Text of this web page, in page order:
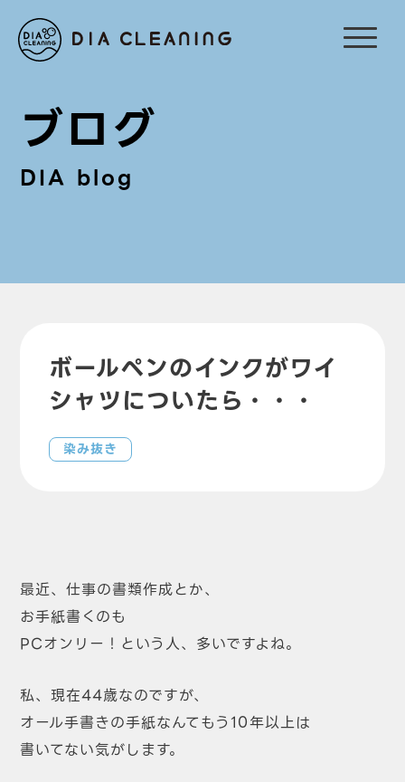
ブログ
DIA blog
ボールペンのインクがワイ
シャツについたら・・・
染み抜き
最近、仕事の書類作成とか、
お手紙書くのも
PCオンリー！という人、多いですよね。
私、現在44歳なのですが、
オール手書きの手紙なんてもう10年以上は
書いてない気がします。